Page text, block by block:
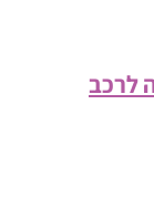
לרכב